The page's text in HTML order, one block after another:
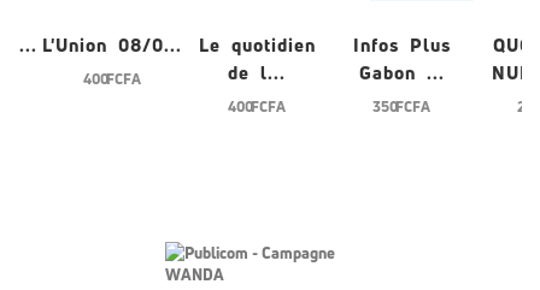
0... L'Union 08/0...
400 FCFA
Le quotidien
de l...
400 FCFA
Infos Plus
Gabon ...
350 FCFA